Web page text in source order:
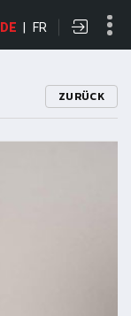
DE | FR
ZURÜCK